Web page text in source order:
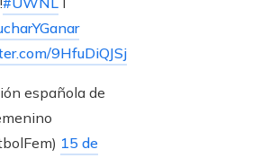
9HfuDiQJSj
española de
15 de